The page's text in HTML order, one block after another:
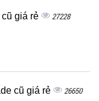
giá rẻ 27228
cũ giá rẻ 26650